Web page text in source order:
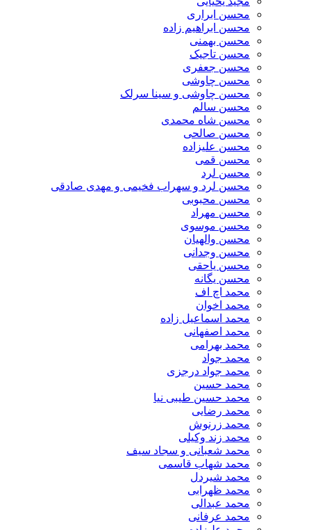
محسن ابراری
محسن ابراهیم زاده
محسن بهمنی
محسن تاجیک
محسن جعفری
محسن چاوشی
محسن چاوشی و سینا سرلک
محسن سالم
محسن شاه محمدی
محسن صالحی
محسن علیزاده
محسن قمی
محسن لرد
محسن لرد و سهراب فخیمی و مهدی صادقی
محسن محبوبی
محسن مهراد
محسن موسوی
محسن والهیان
محسن وجدانی
محسن یاحقی
محسن یگانه
محمد اچ اف
محمد اخوان
محمد اسماعیل زاده
محمد اصفهانی
محمد بهرامی
محمد جواد
محمد جواد درجزی
محمد حسین
محمد حسین طیبی نیا
محمد رضایی
محمد زرنوش
محمد زند وکیلی
محمد شعبانی و سجاد سیف
محمد شهاب قاسمی
​محمد شیردل
محمد ظهرابی
محمد عبدالی
محمد عرفانی